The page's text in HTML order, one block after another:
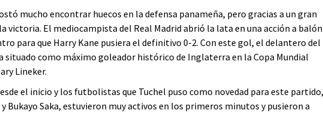
mucho encontrar huecos en la defensa panameña, pero gracias a un gran
victoria. El mediocampista del Real Madrid abrió la lata en una acción a balón
para que Harry Kane pusiera el definitivo 0-2. Con este gol, el delantero del
situado como máximo goleador histórico de Inglaterra en la Copa Mundial
Lineker.
el inicio y los futbolistas que Tuchel puso como novedad para este partido,
Bukayo Saka, estuvieron muy activos en los primeros minutos y pusieron a